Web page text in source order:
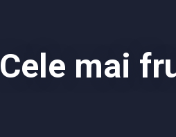
Cele mai